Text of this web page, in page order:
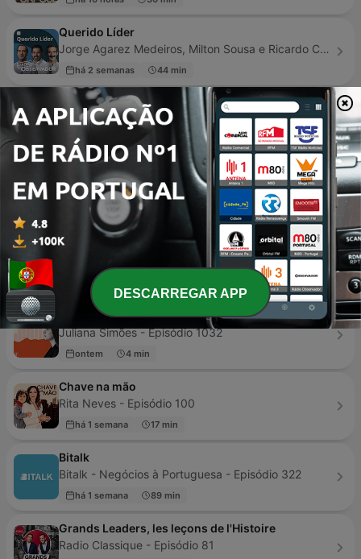
Querido Líder
Jorge Agarez Medeiros, Milton Sousa e Ricardo Conceição - Episódio 122
há 2 semanas 44 min
Melhor é Difícil
Observador - Episódio 13
03 jul. 2026
Liga dos Inovadores
Expresso - Episódio 73
há 2 dias 49 min
O Investidor Inteligente
Casa de Investimentos - Episódio 78
há 1 semana
Economia dia a dia
Juliana Simões - Episódio 1032
ontem 4 min
Chave na mão
Rita Neves - Episódio 100
há 1 semana 17 min
Bitalk
Bitalk - Negócios à Portuguesa - Episódio 322
há 1 semana 89 min
Grands Leaders, les leçons de l'Histoire
Radio Classique - Episódio 81
DESCARREGAR APP